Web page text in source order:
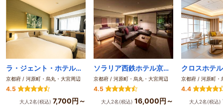
ラ・ジェント・ホテル京都二条
京都府 / 河原町・烏丸・大宮周辺
4.5
大人2名(税込) 7,700円～
ソラリア西鉄ホテル京都プレミア三条鴨川
京都府 / 河原町・烏丸・大宮周辺
4.5
大人2名(税込) 16,000円～
京都府 / 河原町・
4.4
大人2名(税込)